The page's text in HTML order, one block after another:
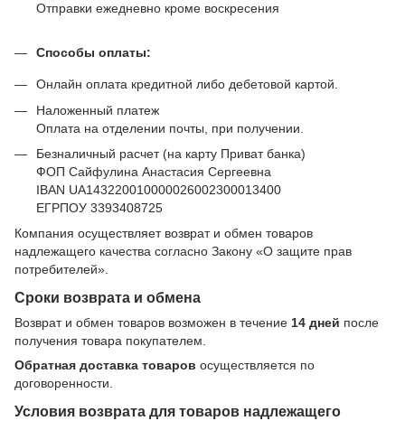
Отправки ежедневно кроме воскресения
Способы оплаты:
Онлайн оплата кредитной либо дебетовой картой.
Наложенный платеж
Оплата на отделении почты, при получении.
Безналичный расчет (на карту Приват банка)
ФОП Сайфулина Анастасия Сергеевна
IBAN UA143220010000026002300013400
ЕГРПОУ 3393408725
Компания осуществляет возврат и обмен товаров
надлежащего качества согласно Закону «О защите прав
потребителей».
Сроки возврата и обмена
Возврат и обмен товаров возможен в течение 14 дней после
получения товара покупателем.
Обратная доставка товаров осуществляется по
договоренности.
Условия возврата для товаров надлежащего